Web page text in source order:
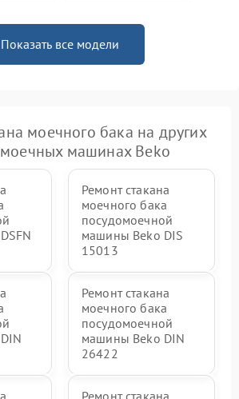
Показать все модели
моечного бака на других
машинах Beko
Ремонт стакана
моечного бака
посудомоечной
машины Beko DIS
15013
Ремонт стакана
моечного бака
посудомоечной
машины Beko DIN
26422